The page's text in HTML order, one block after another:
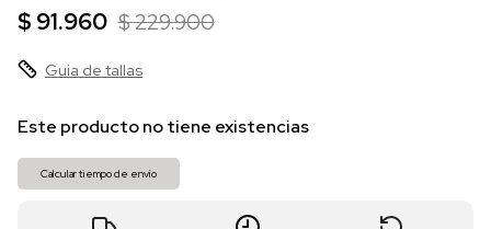
$ 91.960 $ 229.900
Guia de tallas
Este producto no tiene existencias
Calcular tiempo de envío